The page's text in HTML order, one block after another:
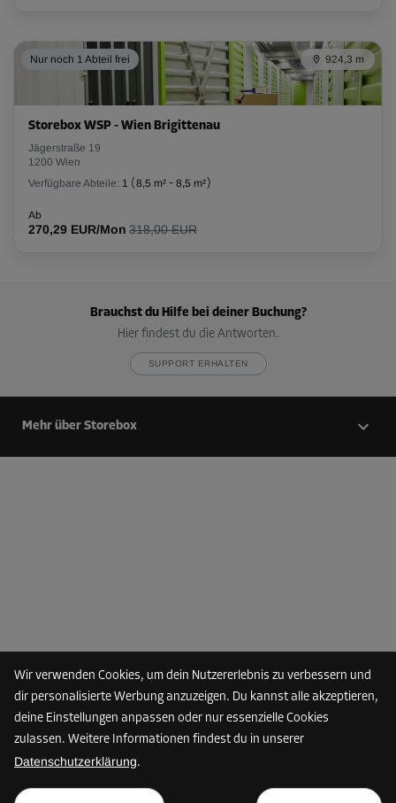
Wir verwenden Cookies, um dein Nutzererlebnis zu verbessern und
dir personalisierte Werbung anzuzeigen. Du kannst alle akzeptieren,
deine Einstellungen anpassen oder nur essenzielle Cookies
zulassen. Weitere Informationen findest du in unserer
Datenschutzerklärung.
Nur noch 1 Abteil frei 924,3 m
Storebox WSP - Wien Brigittenau
Jägerstraße 19
1200 Wien
Verfügbare Abteile: 1 ( 8,5 m² - 8,5 m²)
Ab
270,29 EUR/Mon 318,00 EUR
Brauchst du Hilfe bei deiner Buchung?
Hier findest du die Antworten.
SUPPORT ERHALTEN
Mehr über Storebox